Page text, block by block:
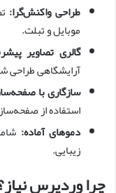
طراحی واکنش‌گرا:
موبایل و تبلت.
گالری تصاویر
آرایشگاهی طراحی
سازگاری با
استفاده از
دموهای آماده:
زیبایی.
چرا وردپرس